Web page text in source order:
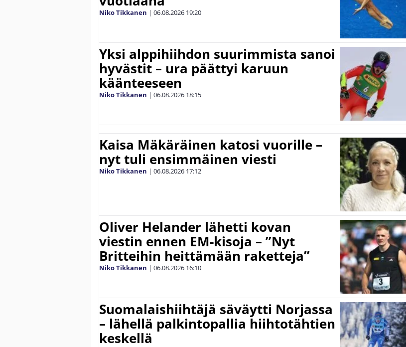
Niko Tikkanen | 06.08.2026 19:20
Yksi alppihiihdon suurimmista sanoi
hyvästit – ura päättyi karuun
käänteeseen
Niko Tikkanen | 06.08.2026 18:15
Kaisa Mäkäräinen katosi vuorille –
nyt tuli ensimmäinen viesti
Niko Tikkanen | 06.08.2026 17:12
Oliver Helander lähetti kovan
viestin ennen EM-kisoja – ”Nyt
Britteihin heittämään raketteja”
Niko Tikkanen | 06.08.2026 16:10
Suomalaishiihtäjä säväytti Norjassa
– lähellä palkintopallia hiihtotähtien
keskellä